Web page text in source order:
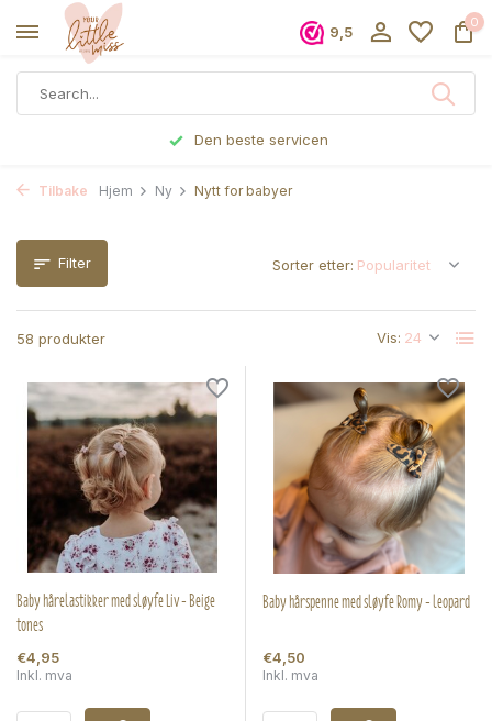
9,5
0
Bestilte før kl 17, sendes samme dag
Tilbake Hjem Ny Nytt for babyer
Filter
58 produkter Vis:
Sorter etter:
Baby hårelastikker med sløyfe Liv - Beige
tones
€4,95
Inkl. mva
Baby hårspenne med sløyfe Romy - leopard
€4,50
Inkl. mva